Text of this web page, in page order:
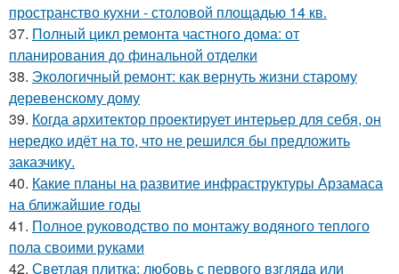
пространство кухни - столовой площадью 14 кв.
37. Полный цикл ремонта частного дома: от
планирования до финальной отделки
38. Экологичный ремонт: как вернуть жизни старому
деревенскому дому
39. Когда архитектор проектирует интерьер для себя, он
нередко идёт на то, что не решился бы предложить
заказчику.
40. Какие планы на развитие инфраструктуры Арзамаса
на ближайшие годы
41. Полное руководство по монтажу водяного теплого
пола своими руками
42. Светлая плитка: любовь с первого взгляда или